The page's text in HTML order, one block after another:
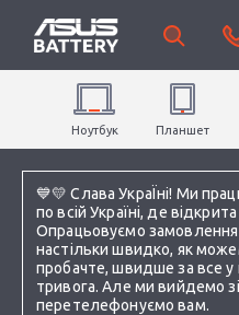
💙💛 Слава УкраЇні! Ми
по всій Україні, де
Опрацьовуємо замовлення
настільки швидко, як
пробачте, швидше за все у
тривога. Але ми вийдемо
перетелефонуємо вам.
Ноутбук Планшет